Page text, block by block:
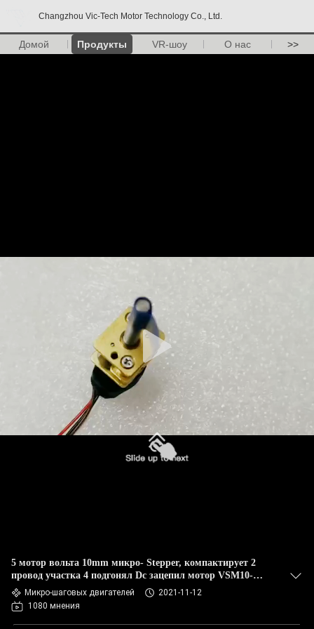
Changzhou Vic-Tech Motor Technology Co., Ltd.
Домой Продукты VR-шоу О нас >>
5 мотор вольта 10mm микро- Stepper, компактирует 2
провод участка 4 подгонял Dc зацепил мотор VSM10-
816GМикро-шаговых двигателей
2021-11-12
1080 мнения